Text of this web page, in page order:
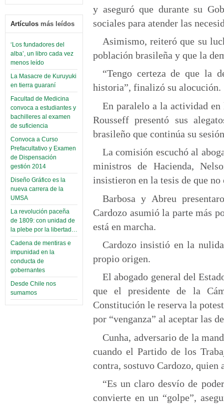
Artículos más leídos
‘Los fundadores del
alba’, un libro cada vez
menos leído
La Masacre de Kuruyuki
en tierra guaraní
Facultad de Medicina
convoca a estudiantes y
bachilleres al examen
de suficiencia
Convoca a Curso
Prefacultativo y Examen
de Dispensación
gestión 2014
Diseño Gráfico es la
nueva carrera de la
UMSA
La revolución paceña
de 1809: con unidad de
la plebe por la libertad…
Cadena de mentiras e
impunidad en la
conducta de
gobernantes
Desde Chile nos
sumamos
y aseguró que durante su
sociales para atender las
Asimismo, reiteró que su
pobla­ción brasileña y que la
“Tengo certeza de que la
historia”, finalizó su alocución.
En paralelo a la actividad
Rousseff presentó sus
brasileño que continúa su
La comisión escuchó al
ministros de Hacienda,
insistieron en la tesis de que
Barbosa y Abreu
Cardozo asumió la parte más
está en marcha.
Cardozo insistió en la
propio origen.
El abogado general del
que el presidente de la
Constitución le reserva la
por “venganza” al aceptar las
Cunha, adversario de la
cuando el Partido de los
contra, sostuvo Cardozo, quien
“Es un claro desvío de
convierte en un “golpe”,